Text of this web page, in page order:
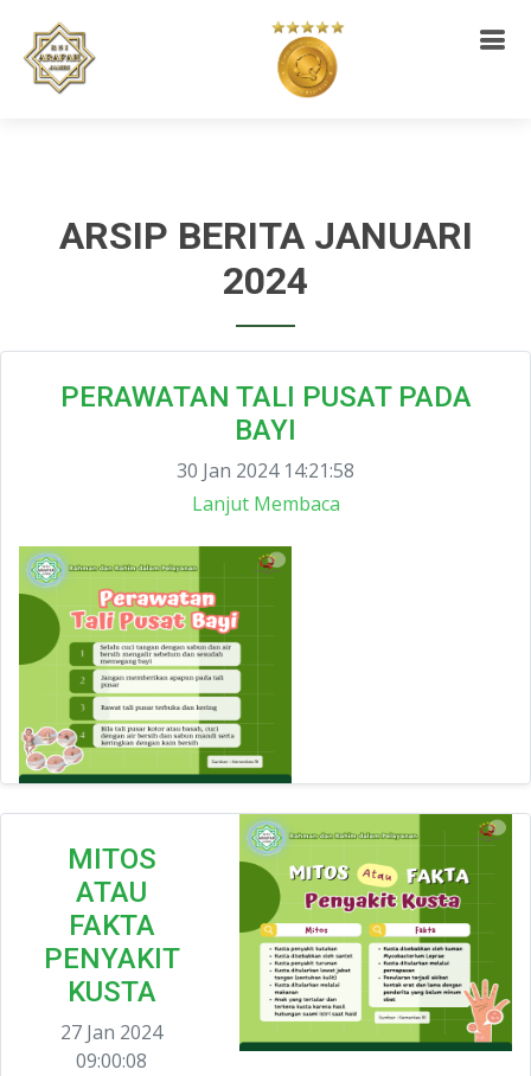
ARSIP BERITA JANUARI
2024
PERAWATAN TALI PUSAT PADA
BAYI
30 Jan 2024 14:21:58
Lanjut Membaca
MITOS
ATAU
FAKTA
PENYAKIT
KUSTA
27 Jan 2024
09:00:08